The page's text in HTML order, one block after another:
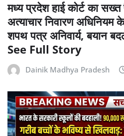
मध्य प्रदेश हाई कोर्ट का
अत्याचार निवारण
शपथ पत्र अनिवार्य, बयान
See Full Story
Dainik Madhya Pradesh